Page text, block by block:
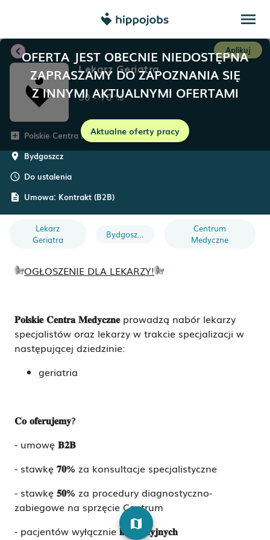
menu
OFERTA JEST OBECNIE NIEDOSTĘPNA
ZAPRASZAMY DO ZAPOZNANIA SIĘ
Z INNYMI AKTUALNYMI OFERTAMI
Aktualne oferty pracy
chevron_left Aplikuj
Lekarz Geriatra
50-70%
add_box Polskie Centra Medyczne
room Bydgoszcz
schedule Do ustalenia
description Umowa: Kontrakt (B2B)
Lekarz
Geriatra
Bydgoszcz
Centrum
Medyczne
OGŁOSZENIE DLA LEKARZY!
𝐏𝐨𝐥𝐬𝐤𝐢𝐞 𝐂𝐞𝐧𝐭𝐫𝐚 𝐌𝐞𝐝𝐲𝐜𝐳𝐧𝐞prowadzą nabór lekarzy
specjalistów oraz lekarzy w trakcie specjalizacji w
następującej dziedzinie:
geriatria
𝐂𝐨 𝐨𝐟𝐞𝐫𝐮𝐣𝐞𝐦𝐲?
- umowę 𝐁𝟐𝐁
- stawkę 𝟕𝟎% za konsultacje specjalistyczne
- stawkę 𝟓𝟎% za procedury diagnostyczno-
zabiegowe na sprzęcie Centrum
- pacjentów wyłącznie𝐤𝐨𝐦𝐞𝐫𝐜𝐲𝐣𝐧𝐲𝐜𝐡
map